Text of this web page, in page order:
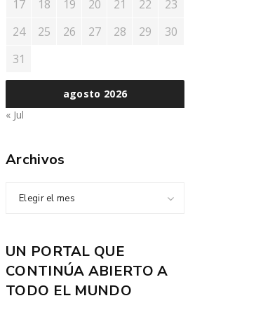
agosto 2026
17
18 19 20 21 22
23
24
25 26 27 28 29
30
31
« Jul
Archivos
Elegir el mes
UN PORTAL QUE
CONTINÚA ABIERTO A
TODO EL MUNDO